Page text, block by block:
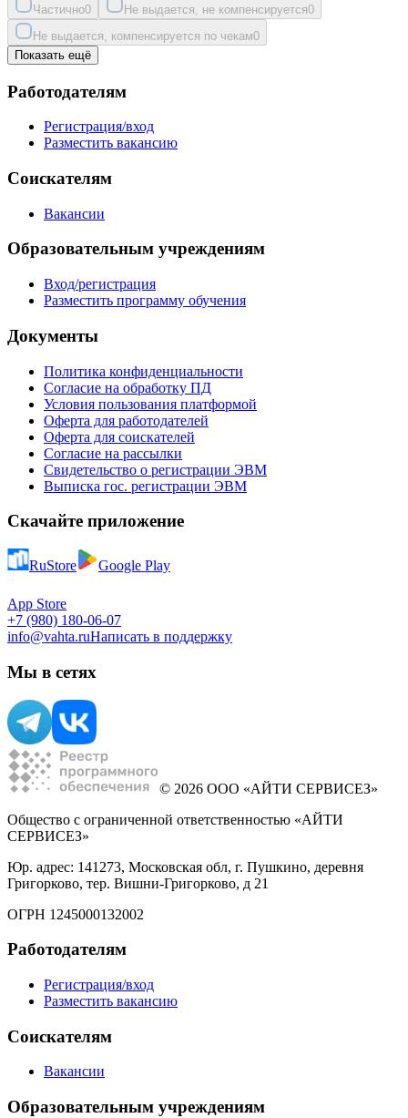
Частично0 Не выдается, не компенсируется0
Не выдается, компенсируется по чекам0
Показать ещё
Работодателям
Регистрация/вход
Разместить вакансию
Соискателям
Вакансии
Образовательным учреждениям
Вход/регистрация
Разместить программу обучения
Документы
Политика конфиденциальности
Согласие на обработку ПД
Условия пользования платформой
Оферта для работодателей
Оферта для соискателей
Согласие на рассылки
Свидетельство о регистрации ЭВМ
Выписка гос. регистрации ЭВМ
Скачайте приложение
RuStore Google Play
App Store
+7 (980) 180-06-07
info@vahta.ruНаписать в поддержку
Мы в сетях
© 2026 ООО «АЙТИ СЕРВИСЕЗ»
Общество с ограниченной ответственностью «АЙТИ
СЕРВИСЕЗ»
Юр. адрес: 141273, Московская обл, г. Пушкино, деревня
Григорково, тер. Вишни-Григорково, д 21
ОГРН 1245000132002
Работодателям
Регистрация/вход
Разместить вакансию
Соискателям
Вакансии
Образовательным учреждениям